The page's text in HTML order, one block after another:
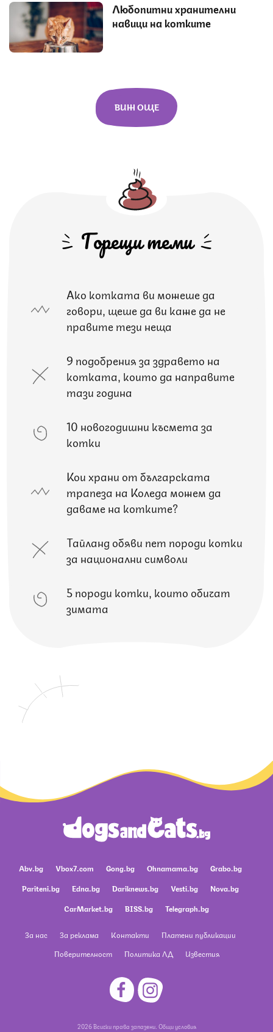
Любопитни хранителни
навици на котките
ВИЖ ОЩЕ
Горещи теми
Ако котката ви можеше да
говори, щеше да ви каже да не
правите тези неща
9 подобрения за здравето на
котката, които да направите
тази година
10 новогодишни късмета за
котки
Кои храни от българската
трапеза на Коледа можем да
даваме на котките?
Тайланд обяви пет породи котки
за национални символи
5 породи котки, които обичат
зимата
Abv.bg Vbox7.com Gong.bg Ohnamama.bg
Grabo.bg
Pariteni.bg
Edna.bg Dariknews.bg Vesti.bg
Nova.bg
CarMarket.bg
BISS.bg Telegraph.bg
За нас За реклама Контакти
Платени публикации
Поверителност
Политика ЛД Известия
2026 Всички права запазени. Общи условия